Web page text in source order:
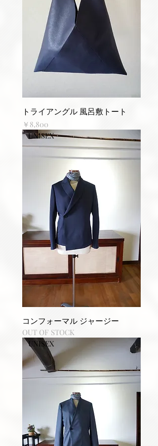
トライアングル 風呂敷トート
価格
￥8,800
UNISEX
コンフォーマル ジャージー
OUT OF STOCK
UNISEX